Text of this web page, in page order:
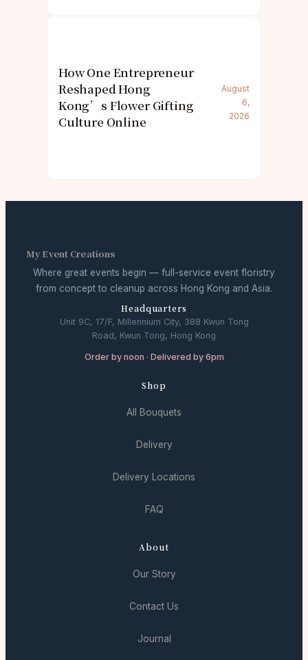
How One Entrepreneur
Reshaped Hong
Kong’s Flower Gifting
Culture Online
August
6,
2026
My Event Creations
Where great events begin — full-service event floristry
from concept to cleanup across Hong Kong and Asia.
Headquarters
Unit 9C, 17/F, Millennium City, 388 Kwun Tong
Road, Kwun Tong, Hong Kong
Order by noon · Delivered by 6pm
Shop
All Bouquets
Delivery
Delivery Locations
FAQ
About
Our Story
Contact Us
Journal